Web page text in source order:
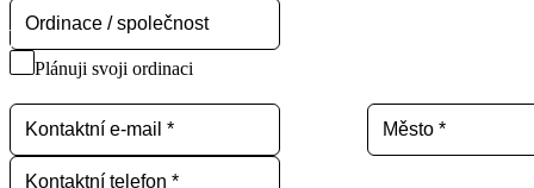
Plánuji svoji ordinaci